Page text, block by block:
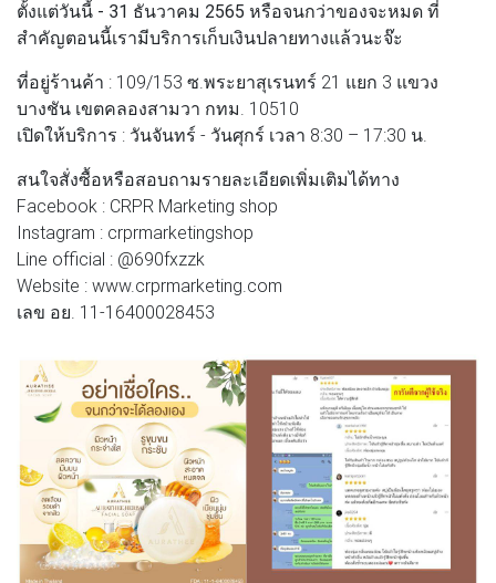
ตั้งแต่วันนี้ - 31 ธันวาคม 2565 หรือจนกว่าของจะหมด ที่
สำคัญตอนนี้เรามีบริการเก็บเงินปลายทางแล้วนะจ๊ะ
ที่อยู่ร้านค้า : 109/153 ซ.พระยาสุเรนทร์ 21 แยก 3 แขวง
บางชัน เขตคลองสามวา กทม. 10510
เปิดให้บริการ : วันจันทร์ - วันศุกร์ เวลา 8:30 – 17:30 น.
สนใจสั่งซื้อหรือสอบถามรายละเอียดเพิ่มเติมได้ทาง
Facebook : CRPR Marketing shop
Instagram : crprmarketingshop
Line official : @690fxzzk
Website : www.crprmarketing.com
เลข อย. 11-16400028453